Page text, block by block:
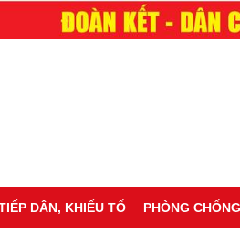
DÂN, KHIẾU TỐ PHÒNG